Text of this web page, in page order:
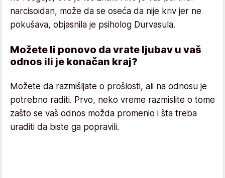
narcisoidan, može da se oseća da nije kriv jer ne
pokušava, objasnila je psiholog Durvasula.
Možete li ponovo da vrate ljubav u vaš
odnos ili je konačan kraj?
Možete da razmišljate o prošlosti, ali na odnosu je
potrebno raditi. Prvo, neko vreme razmislite o tome
zašto se vaš odnos možda promenio i šta treba
uraditi da biste ga popravili.